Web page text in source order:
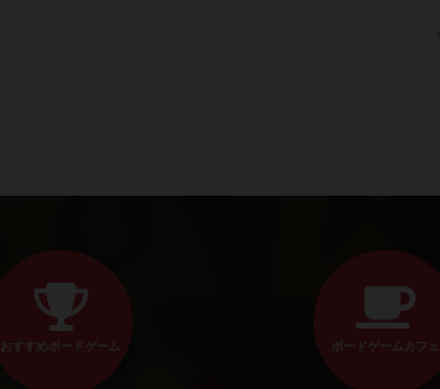
おすすめボードゲーム ボードゲームカフェ